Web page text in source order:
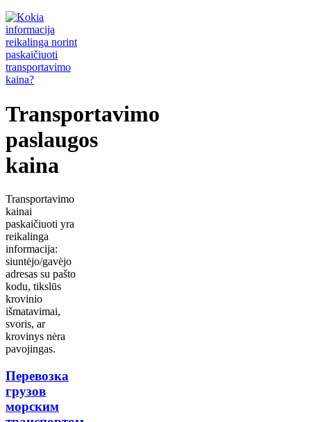
Transportavimo
paslaugos
kaina
Transportavimo
kainai
paskaičiuoti yra
reikalinga
informacija:
siuntėjo/gavėjo
adresas su pašto
kodu, tikslūs
krovinio
išmatavimai,
svoris, ar
krovinys nėra
pavojingas.
Перевозка
грузов
морским